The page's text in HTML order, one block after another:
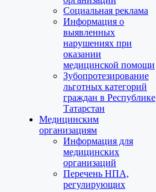
Социальная реклама
Информация о
выявленных
нарушениях при
оказании
медицинской помощи
Зубопротезирование
льготных категорий
граждан в Республике
Татарстан
Медицинским
организациям
Информация для
медицинских
организаций
Перечень НПА,
регулирующих